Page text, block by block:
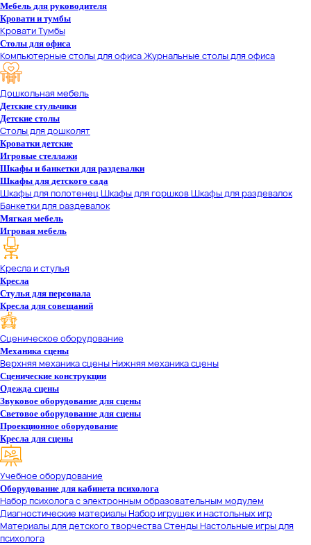
Мебель для руководителя
Кровати и тумбы
КроватиТумбы
Столы для офиса
Компьютерные столы для офисаЖурнальные столы для офиса
Дошкольная мебель
Детские стульчики
Детские столы
Столы для дошколят
Кроватки детские
Игровые стеллажи
Шкафы и банкетки для раздевалки
Шкафы для детского сада
Шкафы для полотенецШкафы для горшковШкафы для раздевалок
Банкетки для раздевалок
Мягкая мебель
Игровая мебель
Кресла и стулья
Кресла
Стулья для персонала
Кресла для совещаний
Сценическое оборудование
Механика сцены
Верхняя механика сценыНижняя механика сцены
Сценические конструкции
Одежда сцены
Звуковое оборудование для сцены
Световое оборудование для сцены
Проекционное оборудование
Кресла для сцены
Учебное оборудование
Оборудование для кабинета психолога
Набор психолога с электронным образовательным модулем
Диагностические материалыНабор игрушек и настольных игр
Материалы для детского творчестваСтендыНастольные игры для
психолога